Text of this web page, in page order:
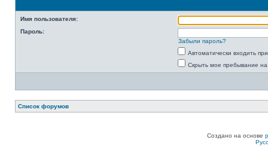
Имя пользователя:
Пароль:
Забыли пароль?
Автоматически входить
Скрыть мое пребывание
Список форумов
Создано на основе